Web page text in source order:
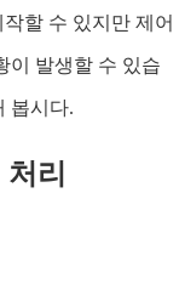
할 수 있지만 제어
이 발생할 수 있습
봅시다.
리